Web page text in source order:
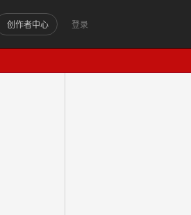
登录
创作者中心